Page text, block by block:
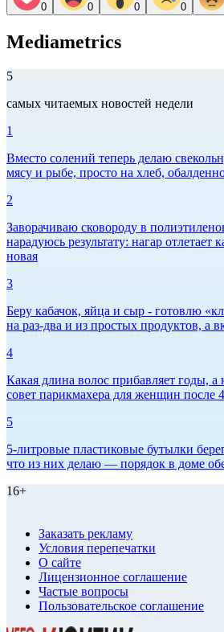
0 0 0 0
Mediametrics
5
самых читаемых новостей недели
1
Вместо солений теперь делаю
мясу и рыбе, просто на хлеб,
2
Заворачиваю сковороду в
нарадуюсь результату: нагар отлетает
новая
3
Беру кабачок, яйца и сыр - готовлю
на раз-два и из простых продуктов, а
4
Какая длина волос прибавляет годы, а
совет парикмахера для женщин после
5
5-литровые пластиковые бутылки
что из них делаю — порядок в доме
16+
Заказать рекламу
Условия перепечатки
О сайте
Лицензионное соглашение
Частые вопросы
Пользовательское соглашение